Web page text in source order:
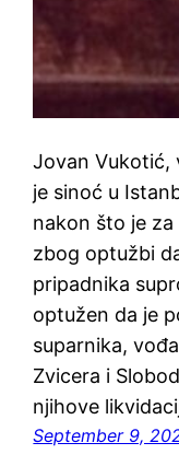
Jovan Vukotić,
je sinoć u
nakon što je
zbog optužbi
pripadnika
optužen da je
suparnika,
Zvicera i
njihove
September 9,